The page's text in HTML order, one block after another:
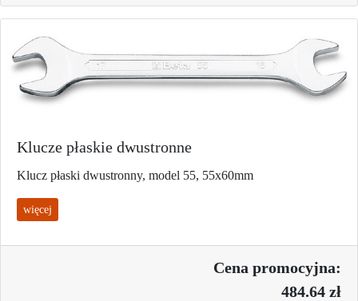
Klucze płaskie dwustronne
Klucz płaski dwustronny, model 55, 55x60mm
więcej
Cena promocyjna:
484.64 zł